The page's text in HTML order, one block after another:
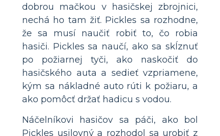
dobrou mačkou v hasičskej zbrojnici,
nechá ho tam žiť. Pickles sa rozhodne,
že sa musí naučiť robiť to, čo robia
hasiči. Pickles sa naučí, ako sa skĺznuť
po požiarnej tyči, ako naskočiť do
hasičského auta a sedieť vzpriamene,
kým sa nákladné auto rúti k požiaru, a
ako pomôcť držať hadicu s vodou.
Náčelníkovi hasičov sa páči, ako bol
Pickles usilovný a rozhodol sa urobiť z